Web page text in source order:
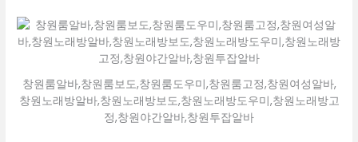
창원룸알바,창원룸보도,창원룸도우미,창원룸고정,창원여성알바,
창원노래방알바,창원노래방보도,창원노래방도우미,창원노래방고
정,창원야간알바,창원투잡알바